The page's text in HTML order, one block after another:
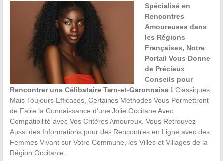
Spécialisé en
Rencontres
Amoureuses dans
les Régions
Françaises, Notre
Portail Vous Donne
de Précieux
Conseils pour
Rencontrer une Célibataire Tarn-et-Garonnaise ! Classiques
Mais Toujours Efficaces, Certaines Méthodes Vous Permettront
de Faire la Connaissance d’une Jolie Occitane Avec
Compatibilité avec Vos Critères Amoureux. Vous Retrouvez
Aussi des Informations pour des Rencontres en Ligne avec des
Femmes Vivant sur Votre Commune, les Villes et Villages de la
Région Occitanie.